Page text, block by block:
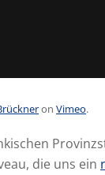
on Vimeo.
die uns ein